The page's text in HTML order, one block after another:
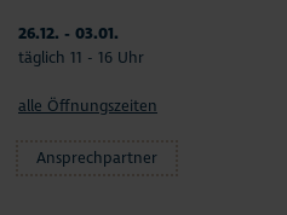
26.12. - 03.01.
täglich 11 - 16 Uhr
alle Öffnungszeiten
Ansprechpartner